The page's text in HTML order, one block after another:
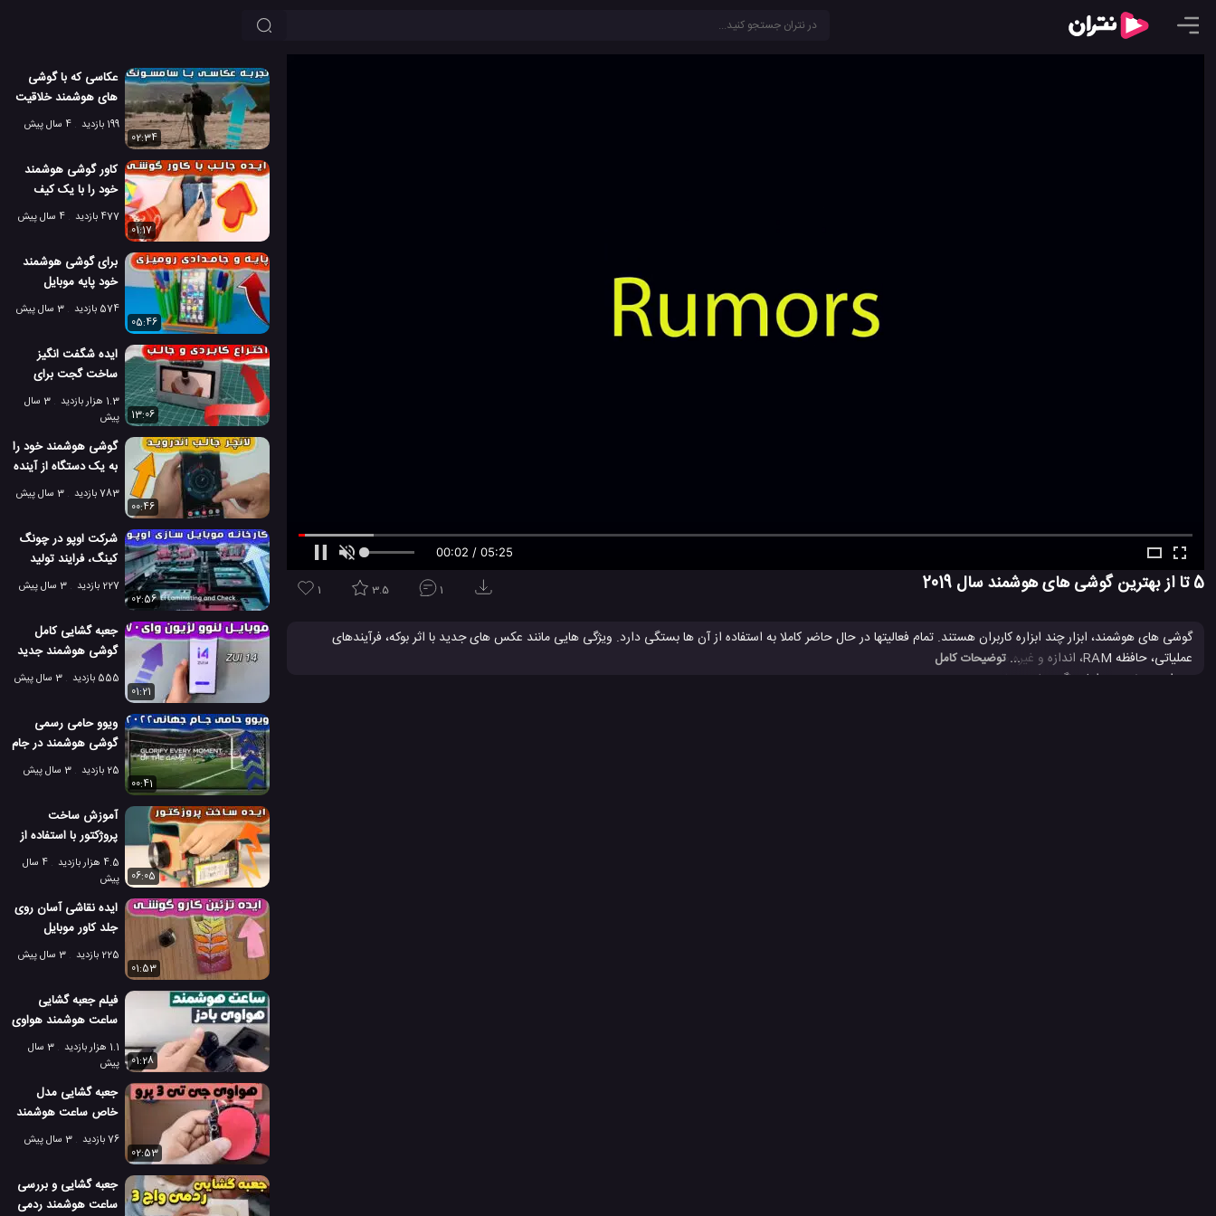
00:02 / 05:25
5 تا از بهترین گوشی های هوشمند سال 2019 1 3.5 1
گوشی های هوشمند، ابزار چند ابزاره کاربران هستند. تمام فعالیتها در حال حاضر کاملا به استفاده از آن ها بستگی دارد. ویژگی هایی مانند عکس های جدید با اثر بوکه، فرآیندهای
عملیاتی، حافظه RAM، اندازه و غیره همیشه در هنگام خرید هر تلفن مورد بحث بوده است. یک کاربر باید از ویژگی های یک گوشی که از آن خرید می کند راضی باشد. خرید تلفن
... توضیحات کامل
عکاسی که با گوشی
های هوشمند خلاقیت
را تقویت می کند!
199 بازدید
4 سال پیش
02:34
کاور گوشی هوشمند
خود را با یک کیف
کوچک تزئین کنید!
477 بازدید
4 سال پیش
01:17
برای گوشی هوشمند
خود پایه موبایل
کاغذی بسازید
574 بازدید
3 سال پیش
05:46
ایده شگفت انگیز
ساخت گجت برای
گوشی هوشمند شما
1.3 هزار بازدید
3 سال
پیش
13:06
گوشی هوشمند خود را
به یک دستگاه از آینده
تبدیل کنید!
783 بازدید
3 سال پیش
00:46
شرکت اوپو در چونگ
کینگ، فرایند تولید
یک گوشی هوشمند
227 بازدید
3 سال پیش
02:56
جعبه گشایی کامل
گوشی هوشمند جدید
لنوو لژیون وای 70
555 بازدید
3 سال پیش
01:21
ویوو حامی رسمی
گوشی هوشمند در جام
جهانی قطر 2022
25 بازدید
3 سال پیش
00:41
آموزش ساخت
پروژکتور با استفاده از
تلفن هوشمند قدیمی
4.5 هزار بازدید
4 سال
پیش
06:05
ایده نقاشی آسان روی
جلد کاور موبایل
هوشمند
225 بازدید
3 سال پیش
01:53
فیلم جعبه گشایی
ساعت هوشمند هواوی
واچ بادز [ساعت +
هدفون]
1.1 هزار بازدید
3 سال
پیش
01:28
جعبه گشایی مدل
خاص ساعت هوشمند
هواوی جی تی 3 پرو
76 بازدید
3 سال پیش
02:53
جعبه گشایی و بررسی
ساعت هوشمند ردمی